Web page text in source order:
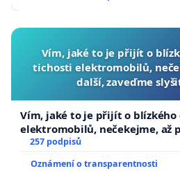
Vím, jaké to je přijít o
tichosti elektromobilů,
další, zaveďme
Vím, jaké to je přijít o
elektromobilů, nečekejme, až
zaveďme slyšitelná auta!
257 podpisů
Oznámení o transparentnosti